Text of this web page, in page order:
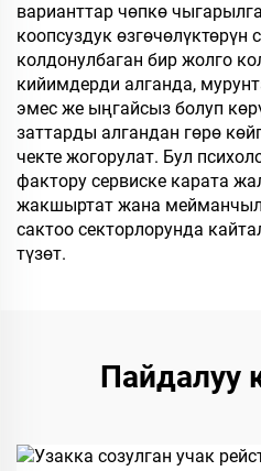
варианттар чөпкө
коопсуздук өзгөчөлүктөрүн
колдонулбаган бир жолго
кийимдерди алганда,
эмес же ыңгайсыз болуп
заттарды алгандан гөрө
чекте жогорулат. Бул
фактору сервиске карата
жакшыртат жана
сактоо секторлорунда
түзөт.
Пайдалуу